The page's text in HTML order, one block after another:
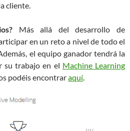
cliente.
Más allá del desarrollo de
en un reto a nivel de todo el
el equipo ganador tendrá la
su trabajo en el Machine Learning
podéis encontraraquí.